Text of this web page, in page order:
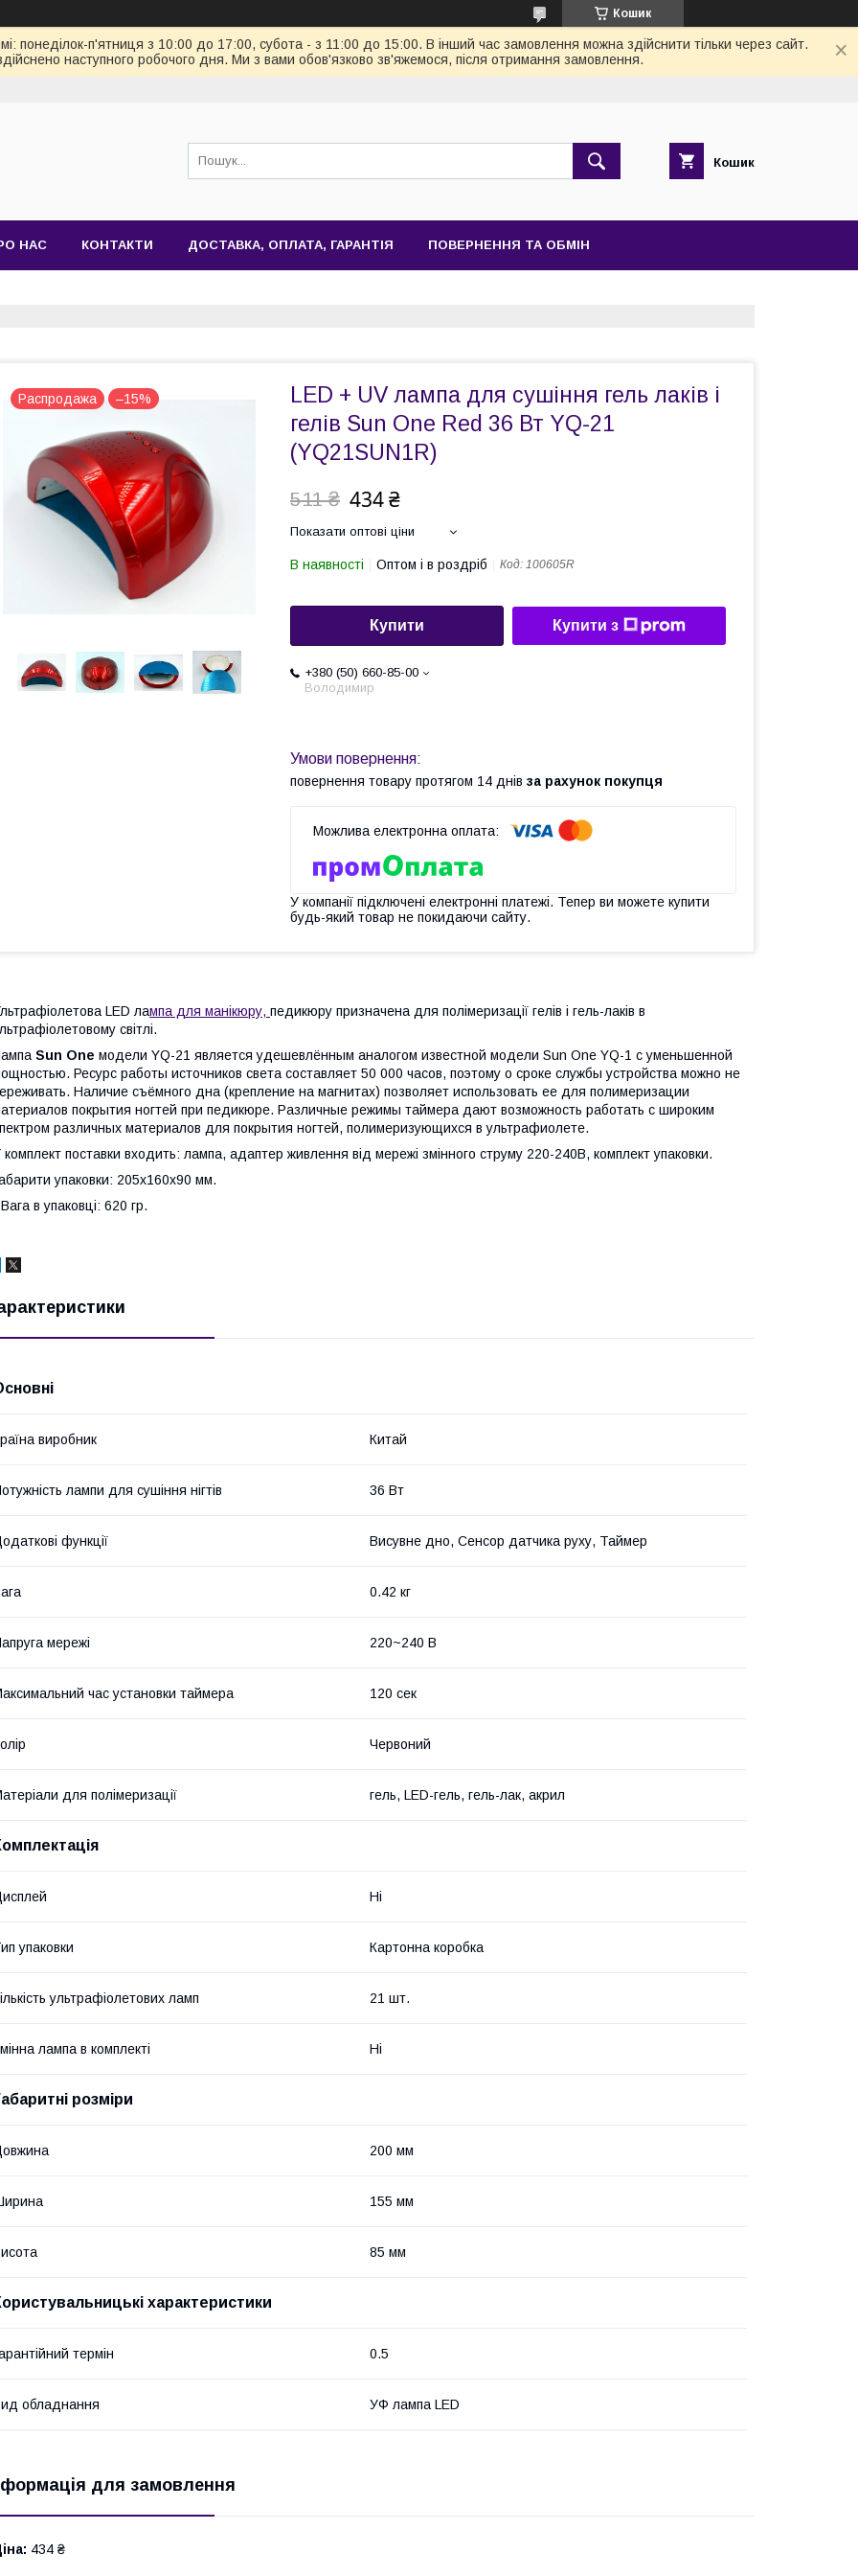
Кошик
понеділок-п'ятниця з 10:00 до 17:00, субота - з 11:00 до 15:00. В інший час замовлення можна здійснити тільки через сайт.
наступного робочого дня. Ми з вами обов'язково зв'яжемося, після отримання замовлення.
Кошик
НАС КОНТАКТИ ДОСТАВКА, ОПЛАТА, ГАРАНТІЯ ПОВЕРНЕННЯ ТА ОБМІН
Распродажа –15%
LED + UV лампа для сушіння гель лаків і
гелів Sun One Red 36 Вт YQ-21
(YQ21SUN1R)
511 ₴ 434 ₴
Показати оптові ціни
В наявності Оптом і в роздріб Код: 100605R
Купити Купити з
+380 (50) 660-85-00
Володимир
повернення товару протягом 14 днів за рахунок покупця
У компанії підключені електронні платежі. Тепер ви можете купити
будь-який товар не покидаючи сайту.
LED лампа для манікюру, педикюру призначена для полімеризації гелів і гель-лаків в
світлі.
Sun One модели YQ-21 является удешевлённым аналогом известной модели Sun One YQ-1 с уменьшенной
Ресурс работы источников света составляет 50 000 часов, поэтому о сроке службы устройства можно не
Наличие съёмного дна (крепление на магнитах) позволяет использовать ее для полимеризации
покрытия ногтей при педикюре. Различные режимы таймера дают возможность работать с широким
различных материалов для покрытия ногтей, полимеризующихся в ультрафиолете.
комплект поставки входить: лампа, адаптер живлення від мережі змінного струму 220-240В, комплект упаковки.
упаковки: 205х160х90 мм.
в упаковці: 620 гр.
виробник Китай
лампи для сушіння нігтів 36 Вт
функції Висувне дно, Сенсор датчика руху, Таймер
0.42 кг
мережі 220~240 В
час установки таймера 120 сек
Червоний
для полімеризації гель, LED-гель, гель-лак, акрил
Ні
упаковки Картонна коробка
ультрафіолетових ламп 21 шт.
лампа в комплекті Ні
розміри
200 мм
155 мм
85 мм
характеристики
термін 0.5
обладнання УФ лампа LED
для замовлення
434 ₴